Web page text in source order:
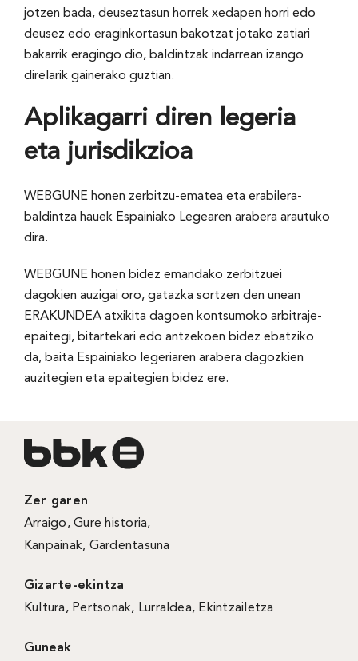
jotzen bada, deuseztasun horrek xedapen horri edo
deusez edo eraginkortasun bakotzat jotako zatiari
bakarrik eragingo dio, baldintzak indarrean izango
direlarik gainerako guztian.
Aplikagarri diren legeria
eta jurisdikzioa
WEBGUNE honen zerbitzu-ematea eta erabilera-
baldintza hauek Espainiako Legearen arabera arautuko
dira.
WEBGUNE honen bidez emandako zerbitzuei
dagokien auzigai oro, gatazka sortzen den unean
ERAKUNDEA atxikita dagoen kontsumoko arbitraje-
epaitegi, bitartekari edo antzekoen bidez ebatziko
da, baita Espainiako legeriaren arabera dagozkien
auzitegien eta epaitegien bidez ere.
Zer garen
Arraigo,Gure historia,
Kanpainak, Gardentasuna
Gizarte-ekintza
Kultura, Pertsonak, Lurraldea, Ekintzailetza
Guneak